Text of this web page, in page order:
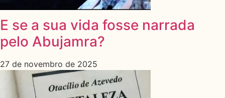
E se a sua vida fosse narrada
pelo Abujamra?
27 de novembro de 2025